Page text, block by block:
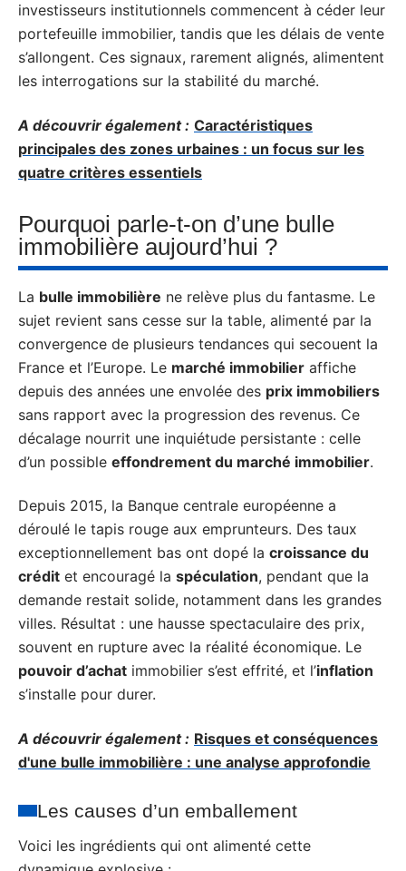
investisseurs institutionnels commencent à céder leur
portefeuille immobilier, tandis que les délais de vente
s’allongent. Ces signaux, rarement alignés, alimentent
les interrogations sur la stabilité du marché.
A découvrir également : Caractéristiques
principales des zones urbaines : un focus sur les
quatre critères essentiels
Pourquoi parle-t-on d’une bulle
immobilière aujourd’hui ?
La bulle immobilière ne relève plus du fantasme. Le
sujet revient sans cesse sur la table, alimenté par la
convergence de plusieurs tendances qui secouent la
France et l’Europe. Le marché immobilier affiche
depuis des années une envolée des prix immobiliers
sans rapport avec la progression des revenus. Ce
décalage nourrit une inquiétude persistante : celle
d’un possible effondrement du marché immobilier.
Depuis 2015, la Banque centrale européenne a
déroulé le tapis rouge aux emprunteurs. Des taux
exceptionnellement bas ont dopé la croissance du
crédit et encouragé la spéculation, pendant que la
demande restait solide, notamment dans les grandes
villes. Résultat : une hausse spectaculaire des prix,
souvent en rupture avec la réalité économique. Le
pouvoir d’achat immobilier s’est effrité, et l’inflation
s’installe pour durer.
A découvrir également : Risques et conséquences
d'une bulle immobilière : une analyse approfondie
Les causes d’un emballement
Voici les ingrédients qui ont alimenté cette